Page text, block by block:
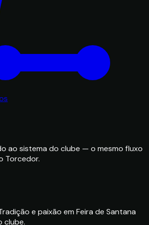
ao sistema do clube — o mesmo fluxo
Torcedor.
e paixão em Feira de Santana
clube.